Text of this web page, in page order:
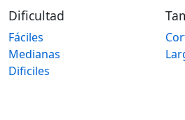
Dificultad
Fáciles
Medianas
Dificiles